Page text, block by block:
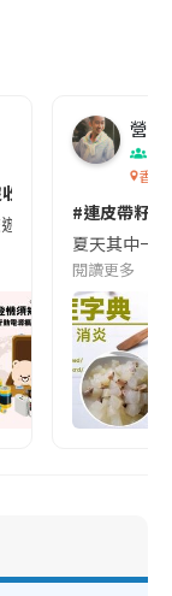
😱出發前切記檢查
遊的民眾，近期要
營養
香港
#連皮帶籽
夏天其中一
閱讀更多